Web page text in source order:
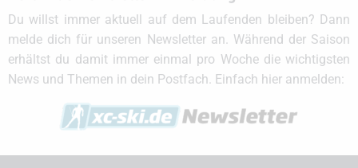
Du willst immer aktuell auf dem Laufenden bleiben? Dann
melde dich für unseren Newsletter an. Während der Saison
erhältst du damit immer einmal pro Woche die wichtigsten
News und Themen in dein Postfach. Einfach hier anmelden: